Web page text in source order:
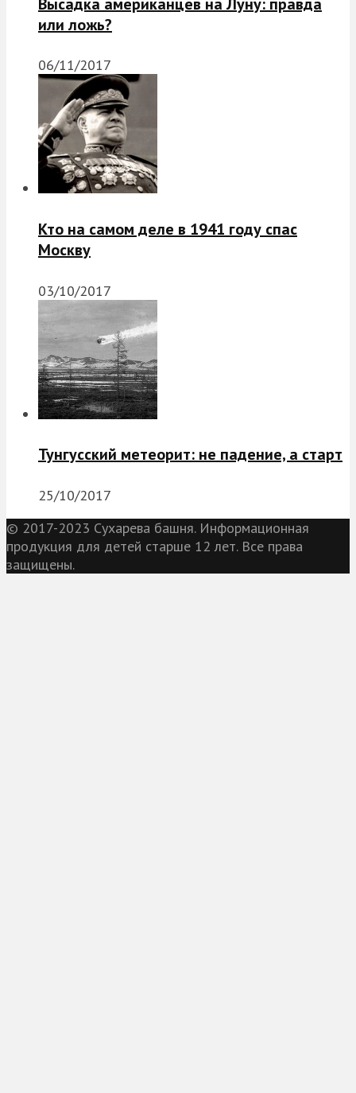
или ложь?
06/11/2017
Кто на самом деле в 1941 году спас
Москву
03/10/2017
Тунгусский метеорит: не падение, а старт
25/10/2017
© 2017-2023 Сухарева башня. Информационная
продукция для детей старше 12 лет. Все права
защищены.